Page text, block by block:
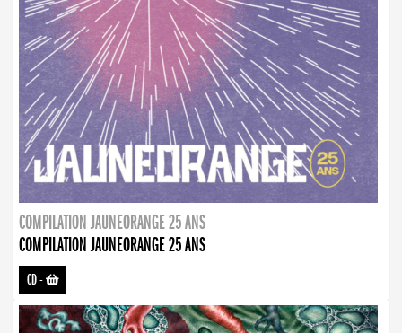
COMPILATION JAUNEORANGE 25 ANS
COMPILATION JAUNEORANGE 25 ANS
CD-